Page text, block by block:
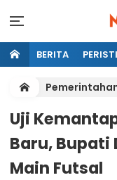
BERITA
Uji
Baru, Bupati
Main Futsal